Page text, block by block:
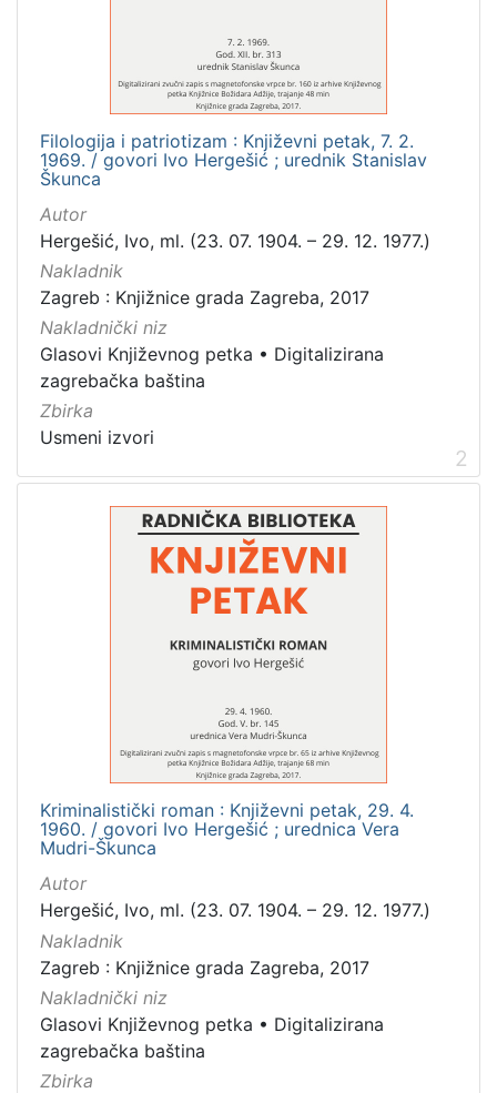
zvučna građa - neglazbena
Zbirka
Usmeni izvori
Filologija i patriotizam : Književni petak, 7. 2.
1969. / govori Ivo Hergešić ; urednik Stanislav
Škunca
Autor
Hergešić, Ivo, ml. (23. 07. 1904. – 29. 12. 1977.)
Nakladnik
Zagreb : Knjižnice grada Zagreba, 2017
Nakladnički niz
Glasovi Književnog petka • Digitalizirana
zagrebačka baština
Zbirka
Usmeni izvori
2
Kriminalistički roman : Književni petak, 29. 4.
1960. / govori Ivo Hergešić ; urednica Vera
Mudri-Škunca
Autor
Hergešić, Ivo, ml. (23. 07. 1904. – 29. 12. 1977.)
Nakladnik
Zagreb : Knjižnice grada Zagreba, 2017
Nakladnički niz
Glasovi Književnog petka • Digitalizirana
zagrebačka baština
Zbirka